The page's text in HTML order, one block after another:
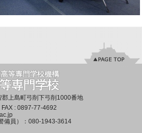
上島町弓削下弓削1000番地
: 0897-77-4692
備員）： 080-1943-3614